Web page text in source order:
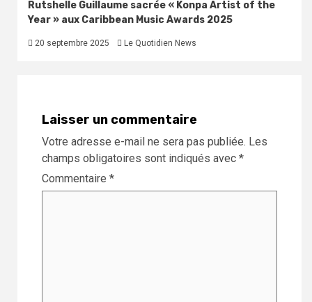
Rutshelle Guillaume sacrée « Konpa Artist of the
Year » aux Caribbean Music Awards 2025
20 septembre 2025 Le Quotidien News
Laisser un commentaire
Votre adresse e-mail ne sera pas publiée. Les
champs obligatoires sont indiqués avec *
Commentaire *